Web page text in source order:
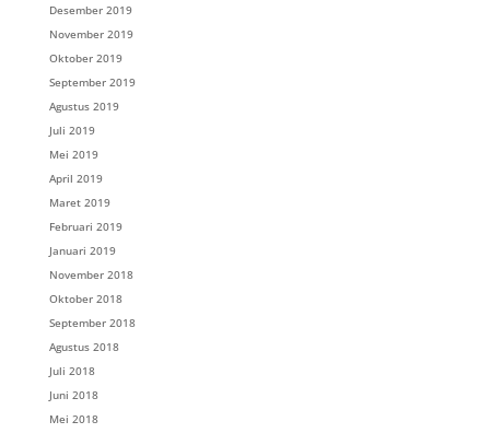
Desember 2019
November 2019
Oktober 2019
September 2019
Agustus 2019
Juli 2019
Mei 2019
April 2019
Maret 2019
Februari 2019
Januari 2019
November 2018
Oktober 2018
September 2018
Agustus 2018
Juli 2018
Juni 2018
Mei 2018